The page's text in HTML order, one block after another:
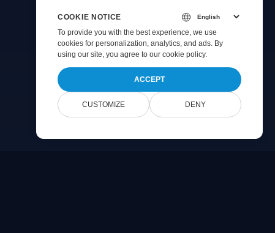
COOKIE NOTICE
To provide you with the best experience, we use
cookies for personalization, analytics, and ads. By
using our site, you agree to our cookie policy.
ACCEPT
CUSTOMIZE DENY